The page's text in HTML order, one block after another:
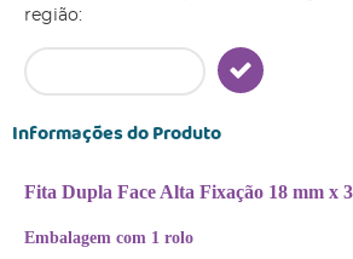
região:
Informações do Produto
Fita Dupla Face Alta Fixação 18 mm x
Embalagem com 1 rolo